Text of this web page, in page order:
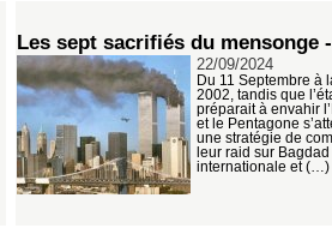
Les sept sacrifiés du mensonge
22/09/2024
Du 11 Septembre à
2002, tandis que
préparait à envahir
et le Pentagone
une stratégie de
leur raid sur
internationale et (…)